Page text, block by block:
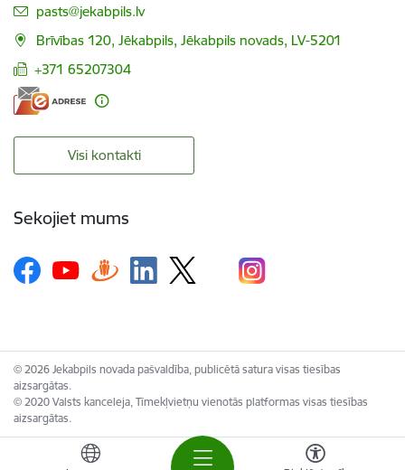
E-pasts:
pasts@jekabpils.lv
Brīvības 120, Jēkabpils, Jēkabpils novads, LV-5201
+371 65207304
Visi kontakti
Sekojiet mums
© 2026 Jekabpils novada pašvaldība, publicētā satura visas tiesības
aizsargātas.
© 2020 Valsts kanceleja, Tīmekļvietņu vienotās platformas visas tiesības
aizsargātas.